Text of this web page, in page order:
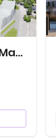
Apartamenty Park Matecznego